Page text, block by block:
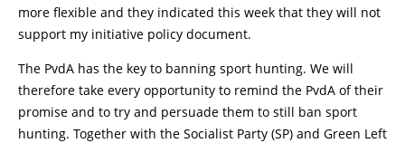
more flexible and they indicated this week that they will not
support my initiative policy document.
The PvdA has the key to banning sport hunting. We will
therefore take every opportunity to remind the PvdA of their
promise and to try and persuade them to still ban sport
hunting. Together with the Socialist Party (SP) and Green Left